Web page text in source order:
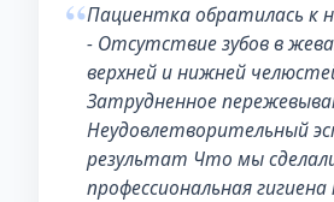
“Пациентка обратилась к
- Отсутствие зубов в
верхней и нижней
Затрудненное
Неудовлетворительный
результат Что мы
профессиональная